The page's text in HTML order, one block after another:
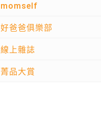
momself
好爸爸俱樂部
線上雜誌
菁品大賞